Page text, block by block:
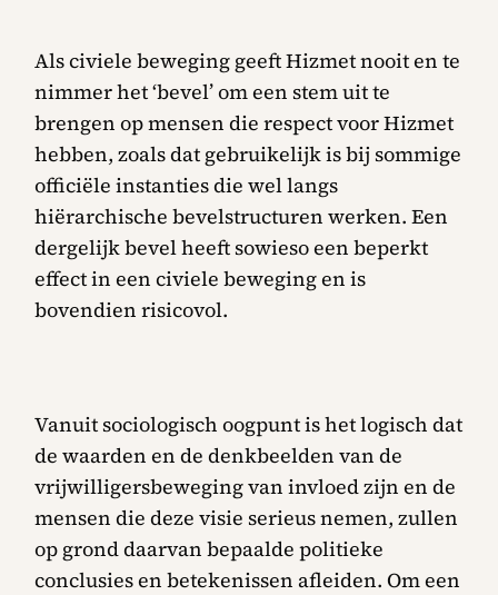
Als civiele beweging geeft Hizmet nooit en te
nimmer het ‘bevel’ om een stem uit te
brengen op mensen die respect voor Hizmet
hebben, zoals dat gebruikelijk is bij sommige
officiële instanties die wel langs
hiërarchische bevelstructuren werken. Een
dergelijk bevel heeft sowieso een beperkt
effect in een civiele beweging en is
bovendien risicovol.
Vanuit sociologisch oogpunt is het logisch dat
de waarden en de denkbeelden van de
vrijwilligersbeweging van invloed zijn en de
mensen die deze visie serieus nemen, zullen
op grond daarvan bepaalde politieke
conclusies en betekenissen afleiden. Om een